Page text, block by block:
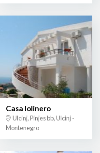
Casa lolinero
Ulcinj, Pinjes bb, Ulcinj -
Montenegro